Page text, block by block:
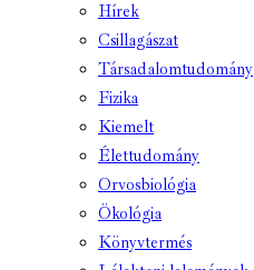
Hírek
Csillagászat
Társadalomtudomány
Fizika
Kiemelt
Élettudomány
Orvosbiológia
Ökológia
Könyvtermés